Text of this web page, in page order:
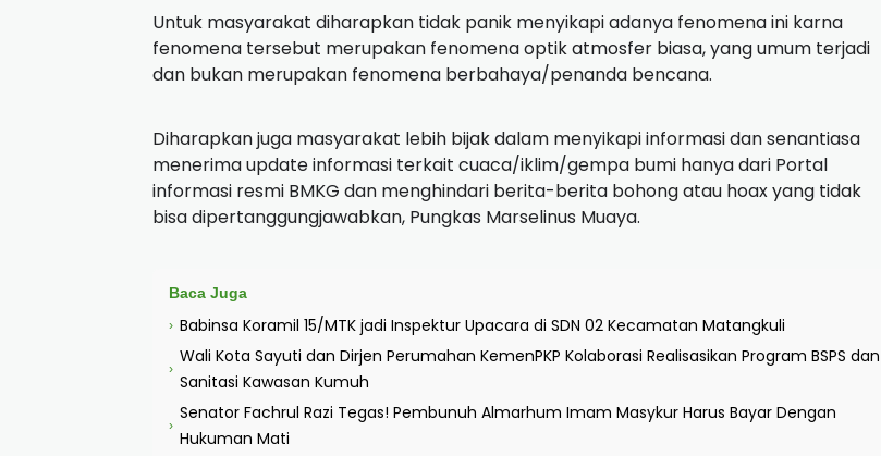
Matahari yang terjadi akibat proses pembiasan sinar matahari oleh awan-awan di
lapisan atas/tinggi.
berada pada ketinggian sekitar 6.000 meter dari permukaan bumi. Cukup tingginya
awan cirrus ini sehingga membentuk partikel yang sangat dingin dan biasanya
berwujud kristal es,” kata Marselinus Muaya.
dan bukan merupakan fenomena berbahaya/penanda bencana.
Diharapkan juga masyarakat lebih bijak dalam menyikapi informasi dan senantiasa
menerima update informasi terkait cuaca/iklim/gempa bumi hanya dari Portal
informasi resmi BMKG dan menghindari berita-berita bohong atau hoax yang tidak
bisa dipertanggungjawabkan, Pungkas Marselinus Muaya.